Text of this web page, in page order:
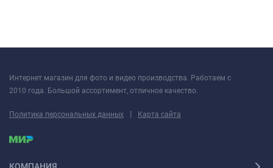
Интернет магазин для фото и видео производства. Работаем с
2010 года. Большой ассортимент, отличное качество.
Политика персональных данных | Карта сайта